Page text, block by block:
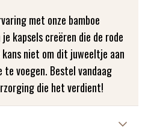
met onze bamboe
kapsels creëren die de rode
niet om dit juweeltje aan
voegen. Bestel vandaag
die het verdient!